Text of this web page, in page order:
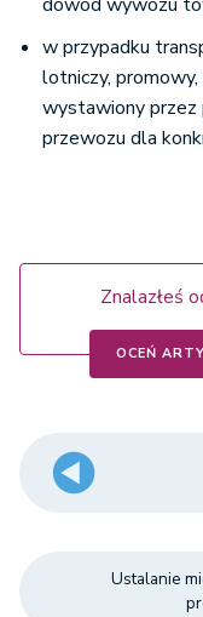
w przypadku
lotniczy,
wystawiony przez
przewozu dla
Znalazłeś
OCEŃ
Ustalanie